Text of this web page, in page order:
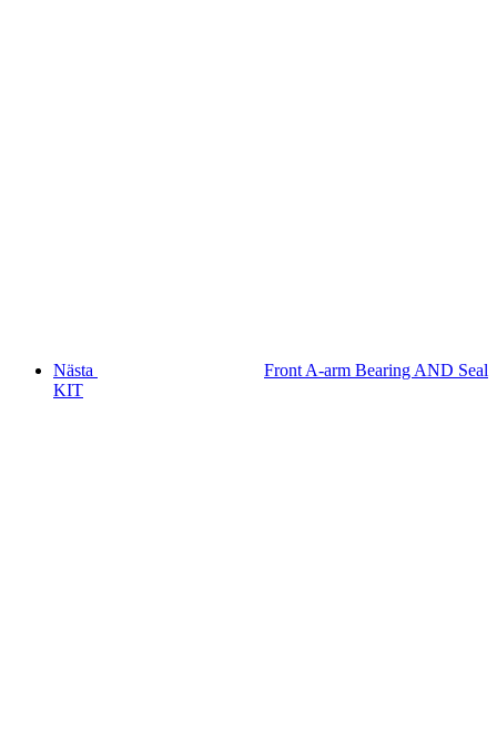
Nästa
Front A-arm Bearing AND Seal
KIT